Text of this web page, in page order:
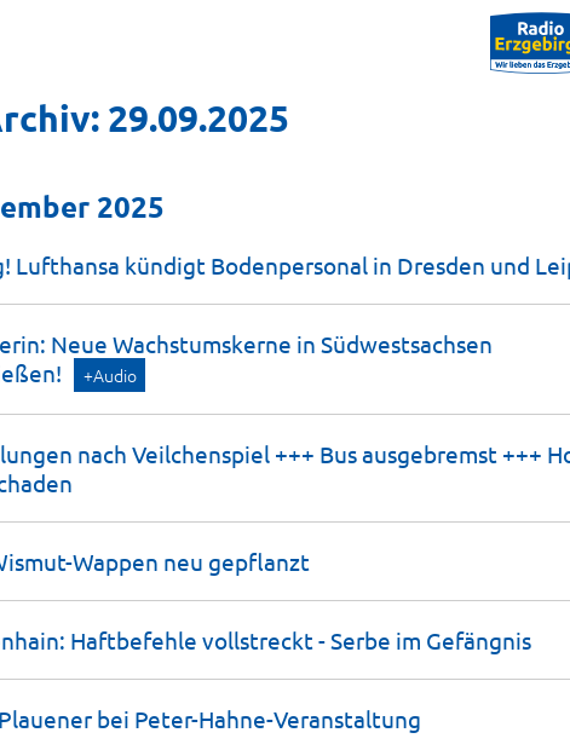
29.09.2025
2025
Lufthansa kündigt Bodenpersonal in Dresden und
Neue Wachstumskerne in Südwestsachsen
+Audio
nach Veilchenspiel +++ Bus ausgebremst +++
Wappen neu gepflanzt
Haftbefehle vollstreckt - Serbe im Gefängnis
bei Peter-Hahne-Veranstaltung